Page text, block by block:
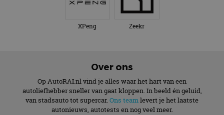
XPeng Zeekr
Over ons
Op AutoRAI.nl vind je alles waar het hart van een
autoliefhebber sneller van gaat kloppen. In beeld én geluid,
van stadsauto tot supercar. Ons teamlevert je het laatste
autonieuws, autotests en nog veel meer.